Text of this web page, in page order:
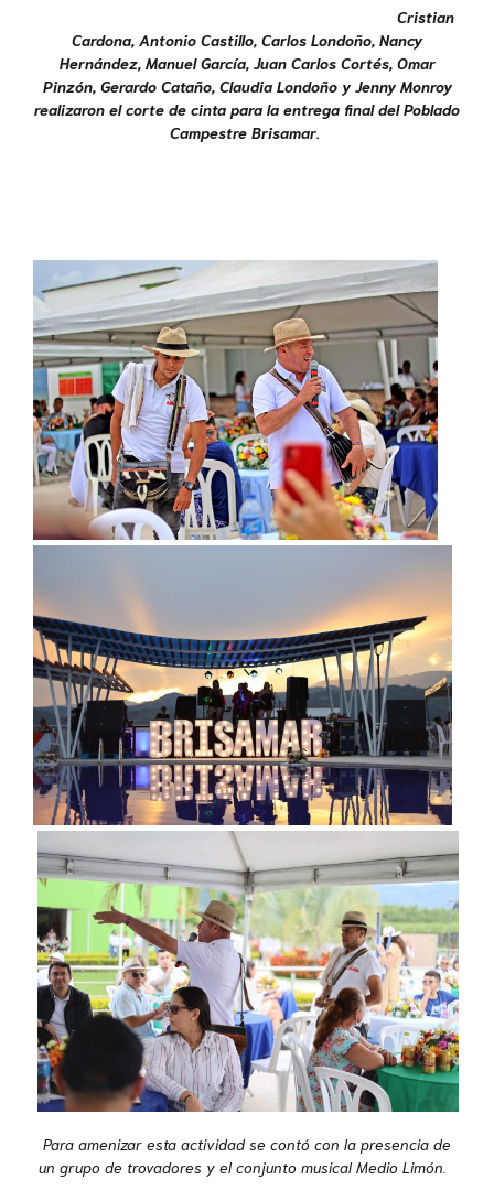
Cristian
Cardona, Antonio Castillo, Carlos Londoño, Nancy
Hernández, Manuel García, Juan Carlos Cortés, Omar
Pinzón, Gerardo Cataño, Claudia Londoño y Jenny Monroy
realizaron el corte de cinta para la entrega final del Poblado
Campestre Brisamar.
Para amenizar esta actividadse contó con la presencia de
un grupo de trovadores y el conjunto musicalMedio Limón.